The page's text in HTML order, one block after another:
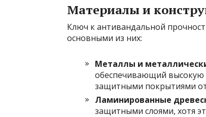
Материалы и
Ключ к антивандальной
основными из них:
Металлы и
обеспечивающий высокую
защитными покрытиями
Ламинированные
защитными слоями, хотя